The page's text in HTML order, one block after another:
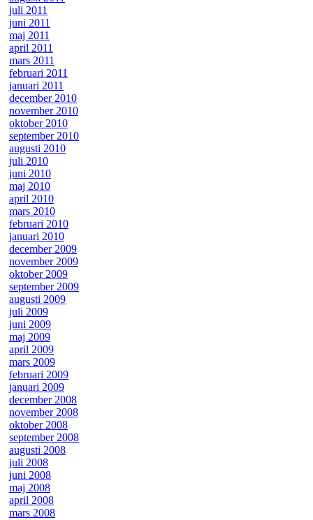
juli 2011
juni 2011
maj 2011
april 2011
mars 2011
februari 2011
januari 2011
december 2010
november 2010
oktober 2010
september 2010
augusti 2010
juli 2010
juni 2010
maj 2010
april 2010
mars 2010
februari 2010
januari 2010
december 2009
november 2009
oktober 2009
september 2009
augusti 2009
juli 2009
juni 2009
maj 2009
april 2009
mars 2009
februari 2009
januari 2009
december 2008
november 2008
oktober 2008
september 2008
augusti 2008
juli 2008
juni 2008
maj 2008
april 2008
mars 2008